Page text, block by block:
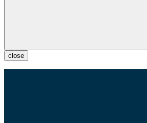
close